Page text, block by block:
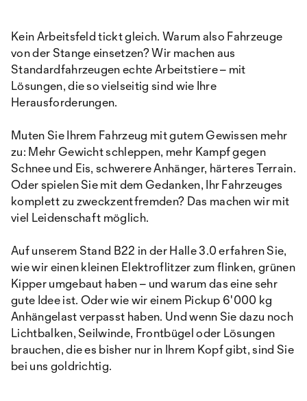
Kein Arbeitsfeld tickt gleich. Warum also Fahrzeuge
von der Stange einsetzen? Wir machen aus
Standardfahrzeugen echte Arbeitstiere – mit
Lösungen, die so vielseitig sind wie Ihre
Herausforderungen.
Muten Sie Ihrem Fahrzeug mit gutem Gewissen mehr
zu: Mehr Gewicht schleppen, mehr Kampf gegen
Schnee und Eis, schwerere Anhänger, härteres Terrain.
Oder spielen Sie mit dem Gedanken, Ihr Fahrzeuges
komplett zu zweckzentfremden? Das machen wir mit
viel Leidenschaft möglich.
Auf unserem Stand B22 in der Halle 3.0 erfahren Sie,
wie wir einen kleinen Elektroflitzer zum flinken, grünen
Kipper umgebaut haben – und warum das eine sehr
gute Idee ist. Oder wie wir einem Pickup 6'000 kg
Anhängelast verpasst haben. Und wenn Sie dazu noch
Lichtbalken, Seilwinde, Frontbügel oder Lösungen
brauchen, die es bisher nur in Ihrem Kopf gibt, sind Sie
bei uns goldrichtig.